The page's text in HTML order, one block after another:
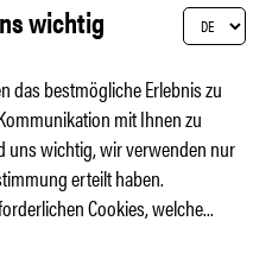
wichtig
das bestmögliche Erlebnis zu
mit Ihnen zu
uns wichtig, wir verwenden nur
erteilt haben.
Cookies, welche...